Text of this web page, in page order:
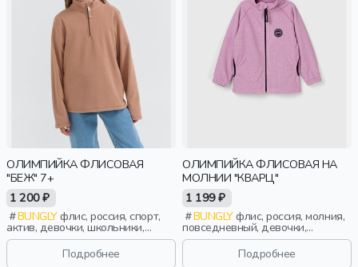
ОЛИМПИЙКА ФЛИСОВАЯ
"БЕЖ" 7+
1 200 ₽
BUNGLYфлис, россия, спорт,
актив, девочки, школьники,
подростки, дети
Подробнее
ОЛИМПИЙКА ФЛИСОВАЯ НА
МОЛНИИ "КВАРЦ"
1 199 ₽
BUNGLYфлис, россия, молния,
повседневный, девочки,
малыши, дошкольники, дети
Подробнее